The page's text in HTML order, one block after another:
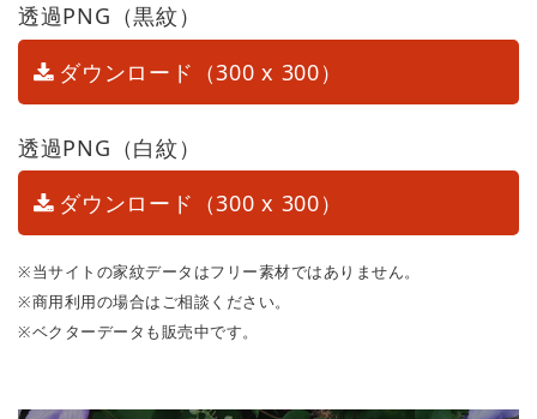
透過PNG（黒紋）
ダウンロード（300 x 300）
透過PNG（白紋）
ダウンロード（300 x 300）
※当サイトの家紋データはフリー素材ではありません。
※商用利用の場合はご相談ください。
※ベクターデータも販売中です。